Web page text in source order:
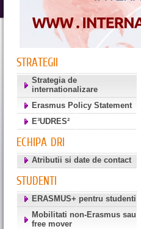
STRATEGII
Strategia de
internationalizare
Erasmus Policy Statement
E³UDRES²
ECHIPA DRI
Atributii si date de contact
STUDENTI
ERASMUS+ pentru studenti
Mobilitati non-Erasmus sau
free mover